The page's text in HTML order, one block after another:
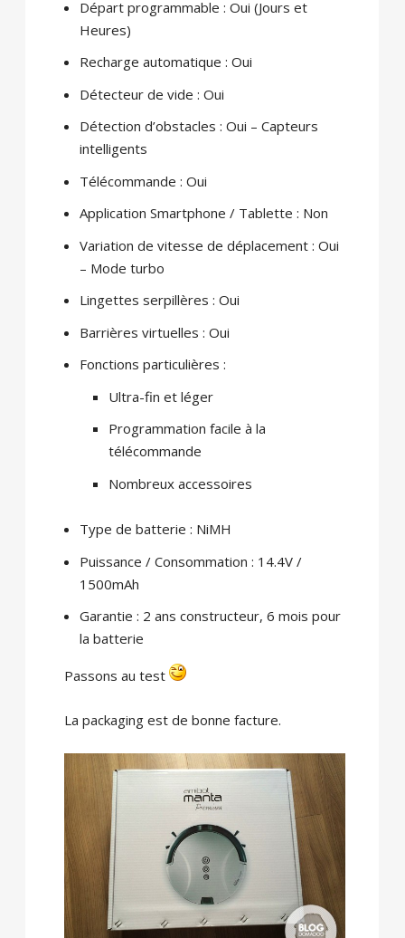
Départ programmable : Oui (Jours et
Heures)
Recharge automatique : Oui
Détecteur de vide : Oui
Détection d’obstacles : Oui – Capteurs
intelligents
Télécommande : Oui
Application Smartphone / Tablette : Non
Variation de vitesse de déplacement : Oui
– Mode turbo
Lingettes serpillères : Oui
Barrières virtuelles : Oui
Fonctions particulières :
Ultra-fin et léger
Programmation facile à la
télécommande
Nombreux accessoires
Type de batterie : NiMH
Puissance / Consommation : 14.4V /
1500mAh
Garantie : 2 ans constructeur, 6 mois pour
la batterie
Passons au test
La packaging est de bonne facture.